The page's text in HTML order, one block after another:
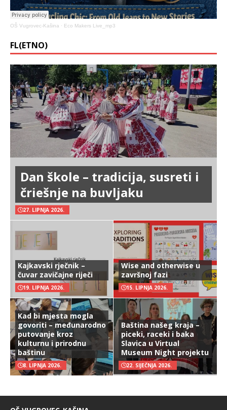
OŠ Vugrovec-Kašina · Eco Makers Live_mp3
FL(ETNO)
Dan škole – tradicija, susreti i
čriešnje na buvljaku
27. LIPNJA 2026.
Kajkavski rječnik –
čuvar zavičajne riječi
19. LIPNJA 2026.
Wise and otherwise u
završnoj fazi
15. LIPNJA 2026.
Kad bi mjesta mogla
govoriti – međunarodno
putovanje kroz
kulturnu i prirodnu
baštinu
8. LIPNJA 2026.
Baština našeg kraja –
piceki, raceki i baka
Slavica u Virtual
Museum Night projektu
22. SIJEČNJA 2026.